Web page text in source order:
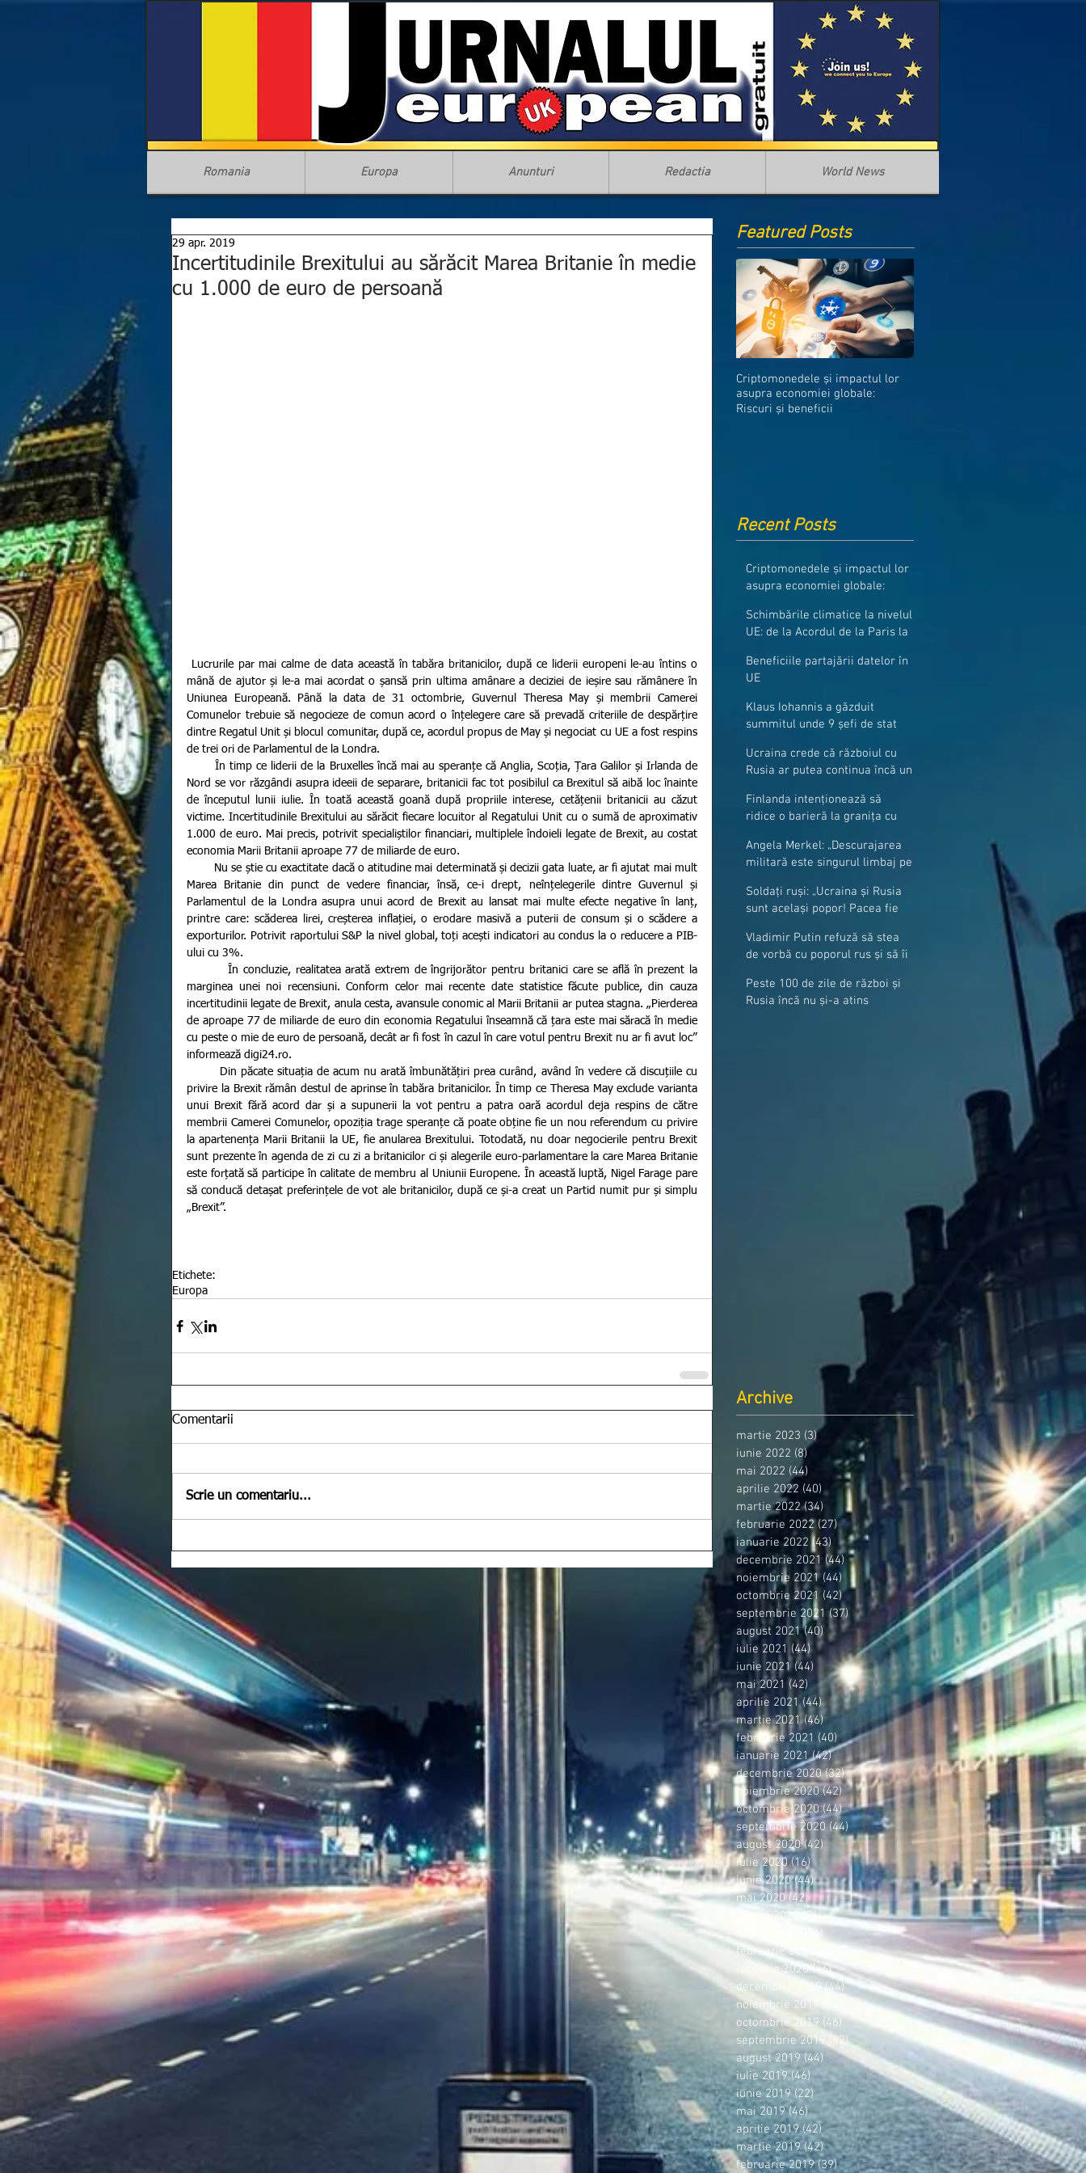
Romania Europa Anunturi Redactia World News
Incertitudinile Brexitului au sărăcit Marea Britanie în medie
cu 1.000 de euro de persoană
29 apr. 2019
mână de ajutor și le-a mai acordat o șansă prin ultima amânare a deciziei de ieșire sau rămânere în
Uniunea Europeană. Până la data de 31 octombrie, Guvernul Theresa May și membrii Camerei
Comunelor trebuie să negocieze de comun acord o înțelegere care să prevadă criteriile de despărțire
dintre Regatul Unit și blocul comunitar, după ce, acordul propus de May și negociat cu UE a fost respins
de trei ori de Parlamentul de la Londra.
       În timp ce liderii de la Bruxelles încă mai au speranțe că Anglia, Scoția, Țara Galilor și Irlanda de
Nord se vor răzgândi asupra ideeii de separare, britanicii fac tot posibilul ca Brexitul să aibă loc înainte
de începutul lunii iulie. În toată această goană după propriile interese, cetățenii britanicii au căzut
victime. Incertitudinile Brexitului au sărăcit fiecare locuitor al Regatului Unit cu o sumă de aproximativ
1.000 de euro. Mai precis, potrivit specialiștilor financiari, multiplele îndoieli legate de Brexit, au costat
economia Marii Britanii aproape 77 de miliarde de euro.
Marea Britanie din punct de vedere financiar, însă, ce-i drept, neînțelegerile dintre Guvernul și
Parlamentul de la Londra asupra unui acord de Brexit au lansat mai multe efecte negative în lanț,
printre care: scăderea lirei, creșterea inflației, o erodare masivă a puterii de consum și o scădere a
exporturilor. Potrivit raportului S&P la nivel global, toți acești indicatori au condus la o reducere a PIB-
ului cu 3%.
         În concluzie, realitatea arată extrem de îngrijorător pentru britanici care se află în prezent la
marginea unei noi recensiuni. Conform celor mai recente date statistice făcute publice, din cauza
incertitudinii legate de Brexit, anula cesta, avansule conomic al Marii Britanii ar putea stagna. „Pierderea
de aproape 77 de miliarde de euro din economia Regatului înseamnă că țara este mai săracă în medie
cu peste o mie de euro de persoană, decât ar fi fost în cazul în care votul pentru Brexit nu ar fi avut loc”
informează digi24.ro.
privire la Brexit rămân destul de aprinse în tabăra britanicilor. În timp ce Theresa May exclude varianta
unui Brexit fără acord dar și a supunerii la vot pentru a patra oară acordul deja respins de către
membrii Camerei Comunelor, opoziția trage speranțe că poate obține fie un nou referendum cu privire
la apartenența Marii Britanii la UE, fie anularea Brexitului. Totodată, nu doar negocierile pentru Brexit
sunt prezente în agenda de zi cu zi a britanicilor ci și alegerile euro-parlamentare la care Marea Britanie
este forțată să participe în calitate de membru al Uniunii Europene. În această luptă, Nigel Farage pare
să conducă detașat preferințele de vot ale britanicilor, după ce și-a creat un Partid numit pur și simplu
„Brexit”.
Etichete:
Europa
Comentarii
Scrie un comentariu...
Featured Posts
Criptomonedele și impactul lor
asupra economiei globale:
Riscuri și beneficii
Recent Posts
Criptomonedele și impactul lor
asupra economiei globale:
Schimbările climatice la nivelul
UE: de la Acordul de la Paris la
Beneficiile partajării datelor în
UE
Klaus Iohannis a găzduit
summitul unde 9 șefi de stat
granițe
Ucraina crede că războiul cu
Rusia ar putea continua încă un
Finlanda intenționează să
ridice o barieră la granița cu
Angela Merkel: „Descurajarea
militară este singurul limbaj pe
Soldați ruși: „Ucraina și Rusia
sunt același popor! Pacea fie
Vladimir Putin refuză să stea
de vorbă cu poporul rus și să îi
Peste 100 de zile de război și
Rusia încă nu și-a atins
Archive
martie 2023 (3)3 postări
iunie 2022 (8)8 postări
mai 2022 (44) 44 postări
aprilie 2022 (40)40 postări
martie 2022 (34) 34 postări
februarie 2022 (27)27 postări
ianuarie 2022 (43) 43 postări
decembrie 2021 (44)44 postări
noiembrie 2021 (44) 44 postări
octombrie 2021 (42)42 postări
septembrie 2021 (37)37 postări
august 2021 (40)40 postări
iulie 2021 (44)44 postări
iunie 2021 (44) 44 postări
mai 2021 (42) 42 postări
aprilie 2021 (44)44 postări
martie 2021 (46)46 postări
februarie 2021 (40)40 postări
ianuarie 2021 (42)42 postări
decembrie 2020 (32)32 postări
noiembrie 2020 (42) 42 postări
octombrie 2020 (44)44 postări
septembrie 2020 (44)44 postări
august 2020 (42)42 postări
iulie 2020 (16)16 postări
iunie 2020 (44)44 postări
mai 2020 (42)42 postări
aprilie 2020 (36)36 postări
martie 2020
(44) 44 postări
februarie 2020
38 postări
ianuarie 2020 (46)46 postări
decembrie 2019 (44)44 postări
noiembrie 2019
42 postări
octombrie 2019 (46) 46 postări
septembrie 2019 (42)42 postări
august 2019 (44) 44 postări
iulie 2019 (46) 46 postări
iunie 2019 (22) 22 postări
mai 2019 (46)46 postări
aprilie 2019 (42)42 postări
martie 2019 (42)42 postări
februarie 2019 (39)39 postări